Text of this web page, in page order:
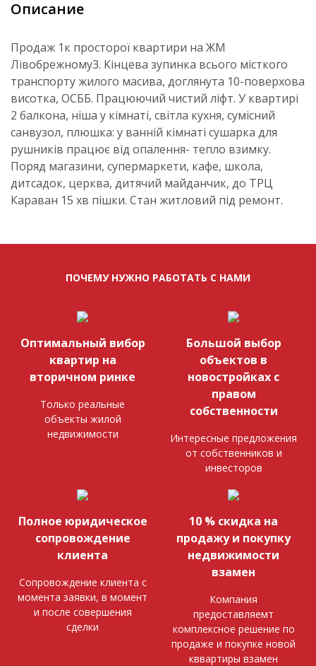
Описание
Продаж 1к просторої квартири на ЖМ
Лівобрежному3. Кінцева зупинка всього місткого
транспорту жилого масива, доглянута 10-поверхова
висотка, ОСББ. Працюючий чистий ліфт. У квартирі
2 балкона, ніша у кімнаті, світла кухня, сумісний
санвузол, плюшка: у ванній кімнаті сушарка для
рушників працює від опалення- тепло взимку.
Поряд магазини, супермаркети, кафе, школа,
дитсадок, церква, дитячий майданчик, до ТРЦ
Караван 15 хв пішки. Стан житловий під ремонт.
ПОЧЕМУ НУЖНО РАБОТАТЬ С НАМИ
Оптимальный вибор
квартир на
вторичном ринке
Только реальные
объекты жилой
недвижимости
Большой выбор
объектов в
новостройках с
правом
собственности
Интересные предложения
от собственников и
инвесторов
Полное юридическое
сопровождение
клиента
Сопровождение клиента с
момента заявки, в момент
и после совершения
сделки
10 % скидка на
продажу и покупку
недвижимости
взамен
Компания
предоставляемт
комплексное решение по
продаже и покупке новой
кввартиры взамен